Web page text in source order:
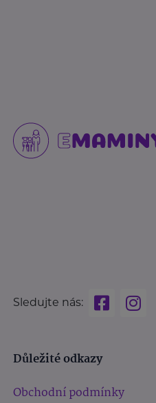
Sledujte nás:
Důležité odkazy
Obchodní podmínky